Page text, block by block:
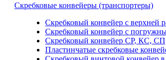
Скребковые конвейеры (транспортеры)
Скребковый конвейер с верхней
Скребковый конвейер с
Скребковый конвейер СР, КС,
Пластинчатые скребковые